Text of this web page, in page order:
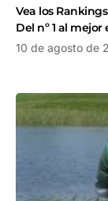
Vea los
Del nº 1 al mejor
10 de agosto de